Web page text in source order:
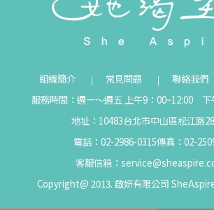
組織簡介 常見問題 聯絡我們
服務時間：週一～週五 上午9：00~12:00 下
地址：10483台北市中山區松江路
電話：02-2986-0315傳真：02-
客服信箱：
Copyright@ 2013. 啟妍有限公司